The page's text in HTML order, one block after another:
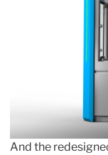
And the